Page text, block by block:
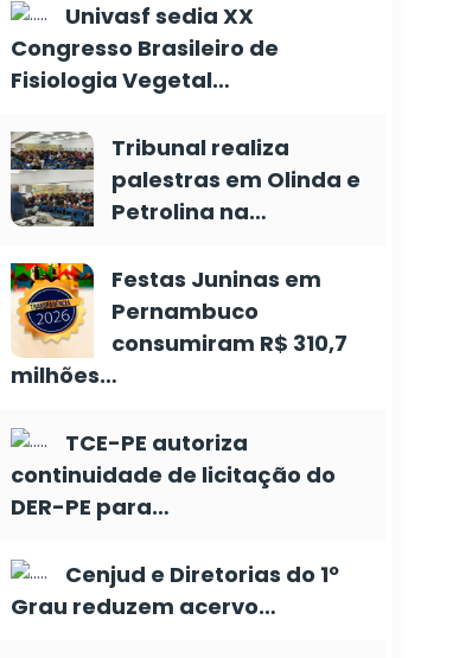
Univasf sedia XX
Congresso Brasileiro de
Fisiologia Vegetal…
Tribunal realiza
palestras em Olinda e
Petrolina na…
Festas Juninas em
Pernambuco
consumiram R$ 310,7
milhões…
TCE-PE autoriza
continuidade de licitação do
DER-PE para…
Cenjud e Diretorias do 1º
Grau reduzem acervo…